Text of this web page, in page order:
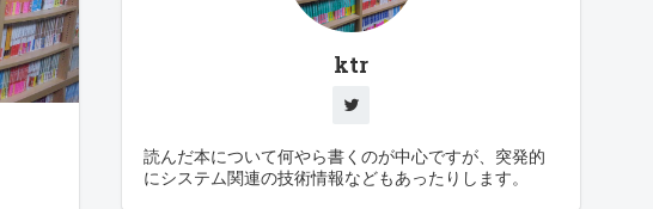
ktr
読んだ本について何やら書くのが中心ですが、突発的
にシステム関連の技術情報などもあったりします。